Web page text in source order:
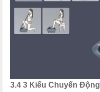
3.4 3 Kiểu Chuyển Động